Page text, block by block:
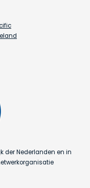
der Nederlanden en in